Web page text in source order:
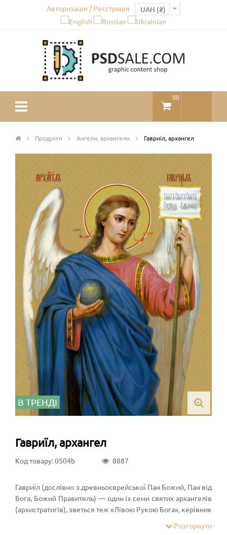
Авторизація / Реєстрація
(0)
Продукти Ангели, архангели Гавриїл, архангел
В ТРЕНДІ
Гавриїл, архангел
Код товару: 0504b 8887
Гавриї́л (дослівно з древньоєврейської Пан Божий, Пан від
Бога, Божий Правитель) — один із семи святих архангелів
(архистратигів), зветься теж «Лівою Рукою Бога», керівник
Розгорнути